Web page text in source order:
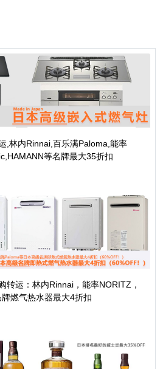
,林内Rinnai,百乐满Paloma,能率
等名牌最大35折扣
转运：林内Rinnai，能率NORITZ，
燃气热水器最大4折扣